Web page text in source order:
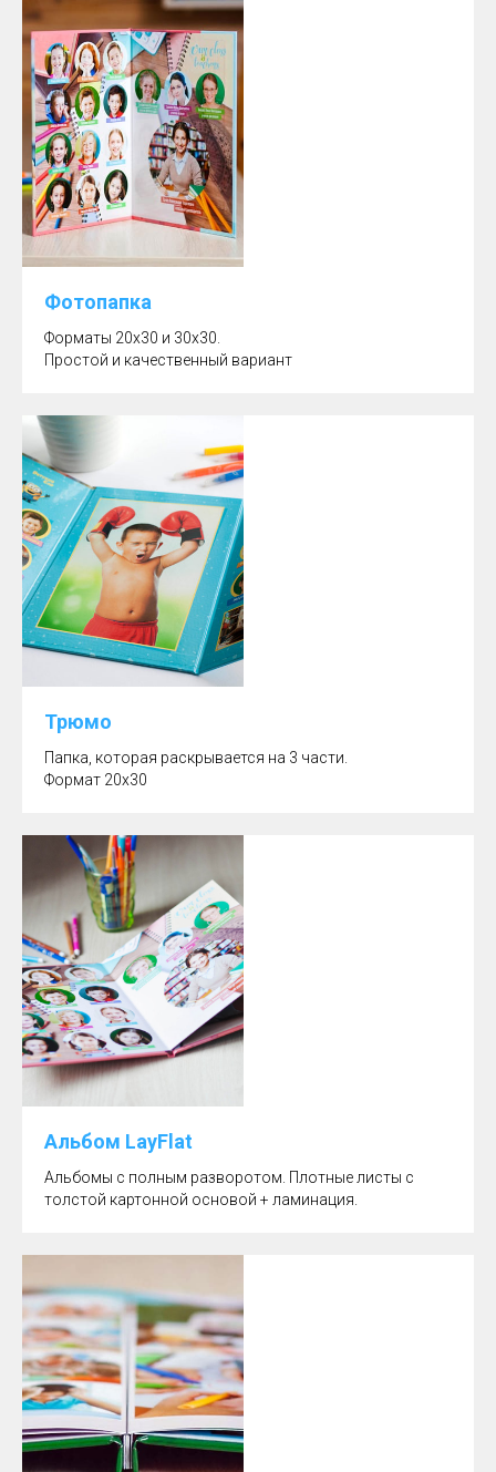
Фотопапка
Форматы 20х30 и 30х30.
Простой и качественный вариант
Трюмо
Папка, которая раскрывается на 3 части.
Формат 20х30
Альбом LayFlat
Альбомы с полным разворотом. Плотные листы с
толстой картонной основой + ламинация.